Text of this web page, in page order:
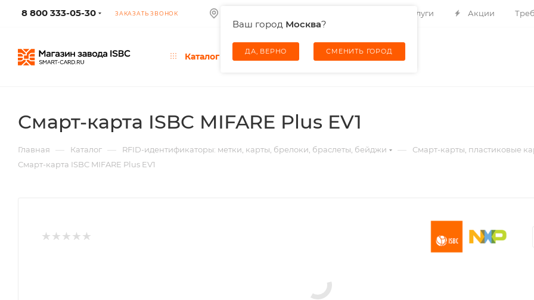
8 800 333-05-30 ЗАКАЗАТЬ ЗВОНОК
Ваш город Москва?
ДА, ВЕРНО СМЕНИТЬ ГОРОД
Услуги Акции
Каталог
Смарт-карта ISBC MIFARE Plus EV1
Главная — Каталог — RFID-идентификаторы: метки, карты, брелоки, браслеты, бейджи — Смарт-карты, пластиковые
Смарт-карта ISBC MIFARE Plus EV1